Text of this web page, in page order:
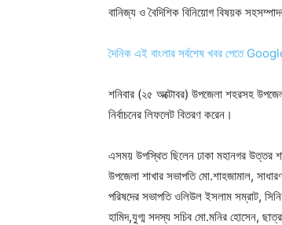
বানিজ্য ও বৈদিশিক বিনিয়োগ বিষয়ক
দৈনিক এই বাংলার সর্বশেষ খবর পেতে
শনিবার (২৫ অক্টোবর) উপজেলা শহরসহ
নির্বাচনের লিফলেট বিতরণ করেন।
এসময় উপস্থিত ছিলেন ঢাকা মহানগর উত্তর
উপজেলা শাখার সভাপতি মো.শাহজামাল,
পরিষদের সভাপতি ওলিউল ইসলাম সম্রাট,
হামিদ,যুগ্ম সদস্য সচিব মো.মনির হোসেন,